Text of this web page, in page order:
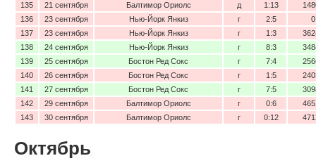
135
21 сентября Балтимор Ориолс д 1:13
136
23 сентября Нью-Йорк Янкиз г 2:5
0
137
23 сентября Нью-Йорк Янкиз г 1:3
138
24 сентября Нью-Йорк Янкиз г 8:3
139
25 сентября Бостон Ред Сокс г 7:4
140
26 сентября Бостон Ред Сокс г 1:5
141
27 сентября Бостон Ред Сокс г 7:5
142
29 сентября Балтимор Ориолс г 0:6
143
30 сентября Балтимор Ориолс г 0:12
Октябрь